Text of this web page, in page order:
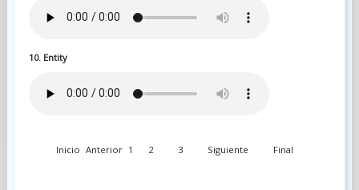
10. Entity
Inicio Anterior 1 2 3 Siguiente Final